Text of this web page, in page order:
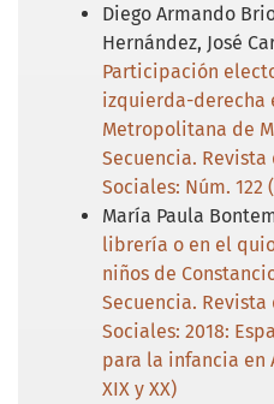
Diego Armando
Hernández, José
Participación
izquierda-derecha
Metropolitana de
Secuencia.
Sociales: Núm. 122
María Paula
librería o en el
niños de
Secuencia.
Sociales: 2018:
para la infancia en
XIX y XX)